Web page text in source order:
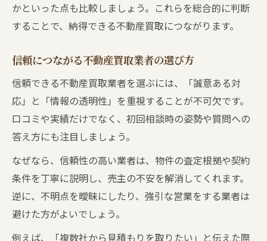
かといった点も比較しましょう。これらを総合的に判断
することで、納得できる不動産買取につながります。
信頼につながる不動産買取業者の選び方
信頼できる不動産買取業者を選ぶには、「誠意ある対
応」と「情報の透明性」を重視することが不可欠です。
口コミや実績だけでなく、初回相談時の姿勢や質問への
答え方にも注目しましょう。
なぜなら、信頼性の高い業者は、物件の査定根拠や契約
条件を丁寧に説明し、売主の不安を解消してくれます。
逆に、不明点を曖昧にしたり、強引な営業をする業者は
避けた方がよいでしょう。
例えば、「複数社から見積もりを取りたい」と伝えた際